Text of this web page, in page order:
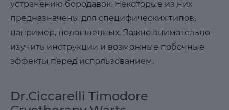
устранению бородавок. Некоторые из них
предназначены для специфических типов,
например, подошвенных. Важно внимательно
изучить инструкции и возможные побочные
эффекты перед использованием.
Dr.Ciccarelli Timodore